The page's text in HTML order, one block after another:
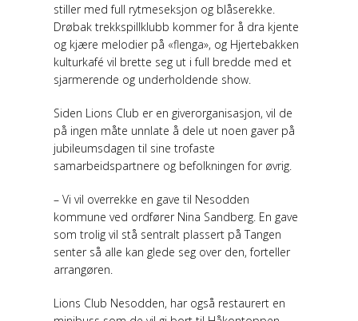
stiller med full rytmeseksjon og blåserekke.
Drøbak trekkspillklubb kommer for å dra kjente
og kjære melodier på «flenga», og Hjertebakken
kulturkafé vil brette seg ut i full bredde med et
sjarmerende og underholdende show.
Siden Lions Club er en giverorganisasjon, vil de
på ingen måte unnlate å dele ut noen gaver på
jubileumsdagen til sine trofaste
samarbeidspartnere og befolkningen for øvrig.
– Vi vil overrekke en gave til Nesodden
kommune ved ordfører Nina Sandberg. En gave
som trolig vil stå sentralt plassert på Tangen
senter så alle kan glede seg over den, forteller
arrangøren.
Lions Club Nesodden, har også restaurert en